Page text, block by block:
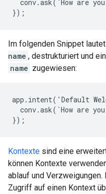
conv.ask(`How are
});
Im folgenden Snippet
name , destrukturiert und
name zugewiesen:
app.intent('Default
conv.ask(`How are
});
Kontexte sind eine
können Kontexte
ablauf und
Zugriff auf einen Kontext